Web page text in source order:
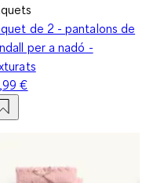
de 2 - pantalons de
per a nadó -
€